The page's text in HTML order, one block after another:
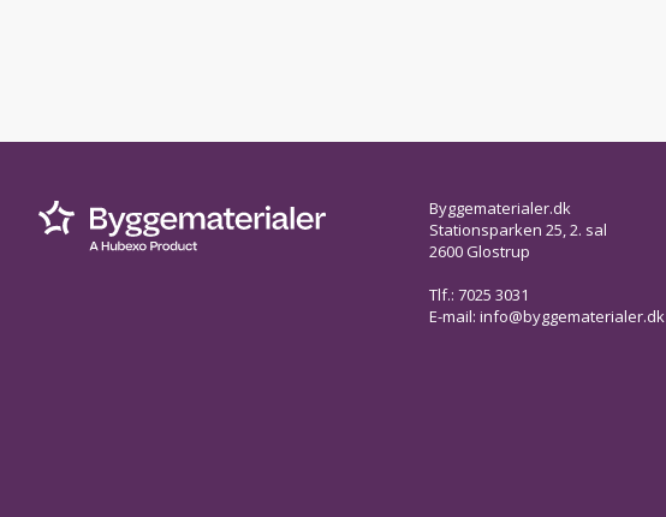
Byggematerialer.dk
Stationsparken 25, 2. sal
2600 Glostrup
Tlf.: 7025 3031
E-mail: info@byggematerialer.dk